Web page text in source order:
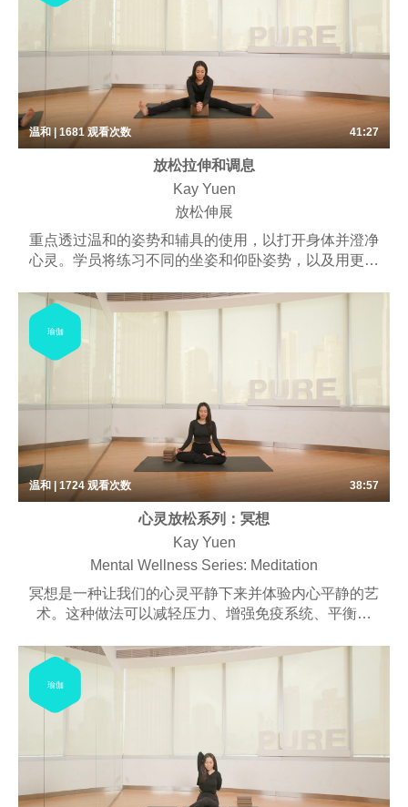
温和 | 1681 观看次数 41:27
放松拉伸和调息
Kay Yuen
放松伸展
重点透过温和的姿势和辅具的使用，以打开身体并澄净
心灵。学员将练习不同的坐姿和仰卧姿势，以及用更长
想。
瑜伽
温和 | 1724观看次数 38:57
心灵放松系列：冥想
Kay Yuen
Mental Wellness Series: Meditation
冥想是一种让我们的心灵平静下来并体验内心平静的艺
术。这种做法可以减轻压力、增强免疫系统、平衡情
不仅仅是一种放松，它还能让你积极地应对世界给你带
来的一切。我们特别设计的课程让您有机会有效地重置
瑜伽